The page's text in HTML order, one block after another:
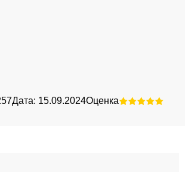
Дата: 15.09.2024Оценка